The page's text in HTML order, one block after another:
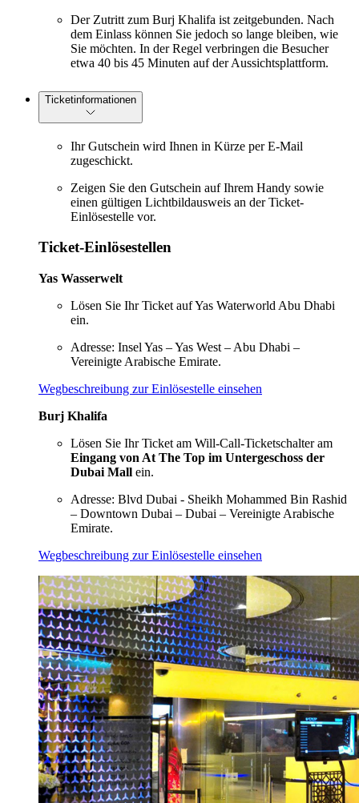
Der Zutritt zum Burj Khalifa ist zeitgebunden. Nach
dem Einlass können Sie jedoch so lange bleiben, wie
Sie möchten. In der Regel verbringen die Besucher
etwa 40 bis 45 Minuten auf der Aussichtsplattform.
Ticketinformationen
Ihr Gutschein wird Ihnen in Kürze per E-Mail
zugeschickt.
Zeigen Sie den Gutschein auf Ihrem Handy sowie
einen gültigen Lichtbildausweis an der Ticket-
Einlösestelle vor.
Ticket-Einlösestellen
Yas Wasserwelt
Lösen Sie Ihr Ticket auf Yas Waterworld Abu Dhabi
ein.
Adresse: Insel Yas – Yas West – Abu Dhabi –
Vereinigte Arabische Emirate.
Wegbeschreibung zur Einlösestelle einsehen
Burj Khalifa
Lösen Sie Ihr Ticket am Will-Call-Ticketschalter am
Eingang von At The Top im Untergeschoss der
Dubai Mall ein.
Adresse: Blvd Dubai - Sheikh Mohammed Bin Rashid
– Downtown Dubai – Dubai – Vereinigte Arabische
Emirate.
Wegbeschreibung zur Einlösestelle einsehen